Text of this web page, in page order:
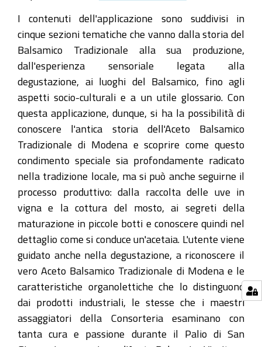
I contenuti dell'applicazione sono suddivisi in
cinque sezioni tematiche che vanno dalla storia del
Balsamico Tradizionale alla sua produzione,
dall'esperienza sensoriale legata alla
degustazione, ai luoghi del Balsamico, fino agli
aspetti socio-culturali e a un utile glossario. Con
questa applicazione, dunque, si ha la possibilità di
conoscere l'antica storia dell'Aceto Balsamico
Tradizionale di Modena e scoprire come questo
condimento speciale sia profondamente radicato
nella tradizione locale, ma si può anche seguirne il
processo produttivo: dalla raccolta delle uve in
vigna e la cottura del mosto, ai segreti della
maturazione in piccole botti e conoscere quindi nel
dettaglio come si conduce un'acetaia. L'utente viene
guidato anche nella degustazione, a riconoscere il
vero Aceto Balsamico Tradizionale di Modena e le
caratteristiche organolettiche che lo distinguono
dai prodotti industriali, le stesse che i maestri
assaggiatori della Consorteria esaminano con
tanta cura e passione durante il Palio di San